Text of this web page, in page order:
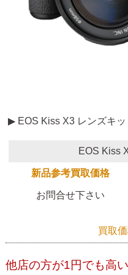
▶ EOS Kiss X3 レンズキッ
EOS Kiss
新品参考買取価格
お問合せ下さい
買取
他店の方が1円でも高